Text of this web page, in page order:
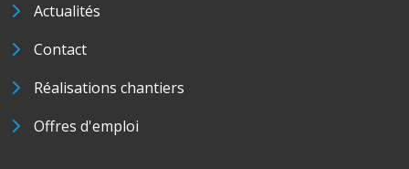
Actualités
Contact
Réalisations chantiers
Offres d'emploi